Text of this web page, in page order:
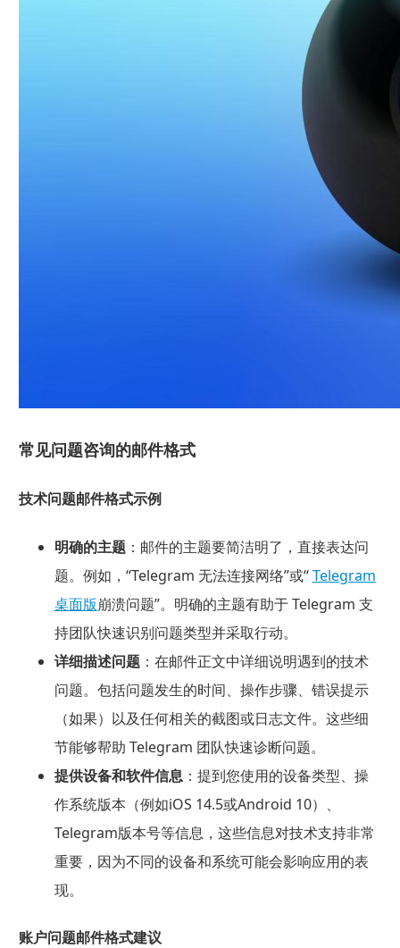
常见问题咨询的邮件格式
技术问题邮件格式示例
明确的主题：邮件的主题要简洁明了，直接表达问
题。例如，“Telegram 无法连接网络”或“Telegram
桌面版崩溃问题”。明确的主题有助于 Telegram 支
持团队快速识别问题类型并采取行动。
详细描述问题：在邮件正文中详细说明遇到的技术
问题。包括问题发生的时间、操作步骤、错误提示
（如果）以及任何相关的截图或日志文件。这些细
节能够帮助 Telegram 团队快速诊断问题。
提供设备和软件信息：提到您使用的设备类型、操
作系统版本（例如iOS 14.5或Android 10）、
Telegram版本号等信息，这些信息对技术支持非常
重要，因为不同的设备和系统可能会影响应用的表
现。
账户问题邮件格式建议